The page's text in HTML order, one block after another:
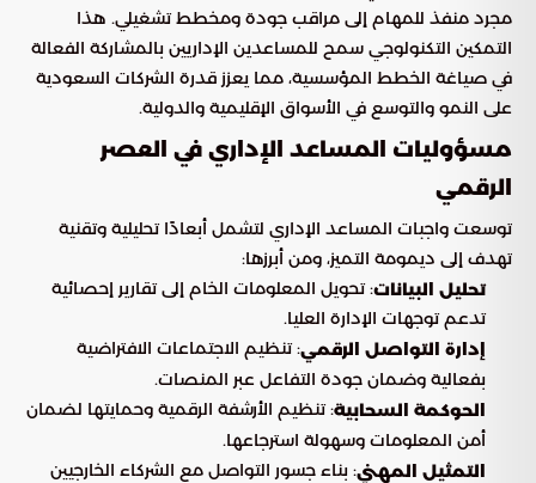
مجرد منفذ للمهام إلى مراقب جودة ومخطط تشغيلي. هذا
التمكين التكنولوجي سمح للمساعدين الإداريين بالمشاركة الفعالة
في صياغة الخطط المؤسسية، مما يعزز قدرة الشركات السعودية
على النمو والتوسع في الأسواق الإقليمية والدولية.
مسؤوليات المساعد الإداري في العصر
الرقمي
توسعت واجبات المساعد الإداري لتشمل أبعادًا تحليلية وتقنية
تهدف إلى ديمومة التميز، ومن أبرزها:
تحليل البيانات: تحويل المعلومات الخام إلى تقارير إحصائية
تدعم توجهات الإدارة العليا.
إدارة التواصل الرقمي: تنظيم الاجتماعات الافتراضية
بفعالية وضمان جودة التفاعل عبر المنصات.
الحوكمة السحابية: تنظيم الأرشفة الرقمية وحمايتها لضمان
أمن المعلومات وسهولة استرجاعها.
التمثيل المهني: بناء جسور التواصل مع الشركاء الخارجيين